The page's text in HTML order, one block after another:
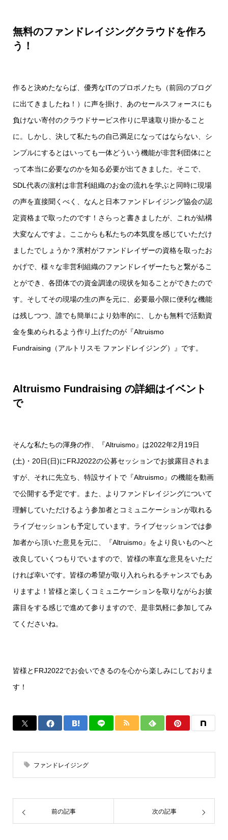
無料のファンドレイジングクラウドを作ろ
う！
作ると決めたならば、優秀なITのプロボノたち（前回のブログ
に出てきましたね！）に声を掛け、あのセールスフォースにも
負けない寄付のクラウドサービス作りに早速取り掛かること
に。しかし、決して私たちの自己満足になってはならない、シ
ンプルにするとはいっても一体どういう機能が非営利団体にと
って本当に必要なのかを知る必要が出てきました。そこで、
SDL代表の濵村は非営利組織のお金の流れを学ぶと同時に現場
の声を直接聞くべく、なんと日本ファンドレイジング協会の認
定資格まで取ったのです！さらっと書きましたが、これが結構
大変なんですよ。ここからも私たちの本気度を感じていただけ
ましたでしょうか？濱村がファンドレイザーの資格を取ったお
かげで、様々な非営利組織のファンドレイザーたちと繋がるこ
とができ、各団体での資金調達の現状を知ることができたので
す。そしてその現場の生の声を元に、必要最小限に便利な機能
は残しつつ、誰でも簡単により効率的に、しかも無料で活動資
金を集められるよう作り上げたのが『Altruismo
Fundraising（アルトリスモ ファンドレイジング）』です。
Altruismo Fundraising の詳細はイベント
で
そんな私たちの渾身の作、『Altruismo』は2022年2月19日
(土)・20日(日)にFRJ2022の公募セッションでお披露目されま
すが、それに先立ち、特設サイトで『Altruismo』の機能を動画
で公開する予定です。また、よりファンドレイジングについて
理解していただけるよう参加者とコミュニケーションが取れる
ライブセッションも予定しています。ライブセッションでは参
加者から頂いた意見を元に、『Altruismo』をより良いものへと
改良していくつもりでいますので、皆様の率直な意見をいただ
ければ幸いです。皆様の希望が取り入れられるチャンスでもあ
りますよ！皆様と楽しくコミュニケーションを取りながらお披
露目をする感じで進めて参りますので、是非気軽に参加してみ
てくださいね。
皆様とFRJ2022でお会いできるのを心から楽しみにしておりま
す！
ファンドレイジング
前の記事 次の記事